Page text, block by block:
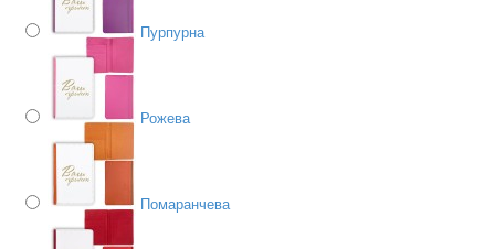
Пурпурна
Рожева
Помаранчева